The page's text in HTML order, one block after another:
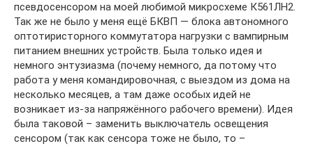
псевдосенсором на моей любимой микросхеме К561ЛН2.
Так же не было у меня ещё БКВП — блока автономного
оптотиристорного коммутатора нагрузки с вампирным
питанием внешних устройств. Была только идея и
немного энтузиазма (почему немного, да потому что
работа у меня командировочная, с выездом из дома на
несколько месяцев, а там даже особых идей не
возникает из-за напряжённого рабочего времени). Идея
была таковой – заменить выключатель освещения
сенсором (так как сенсора тоже не было, то –